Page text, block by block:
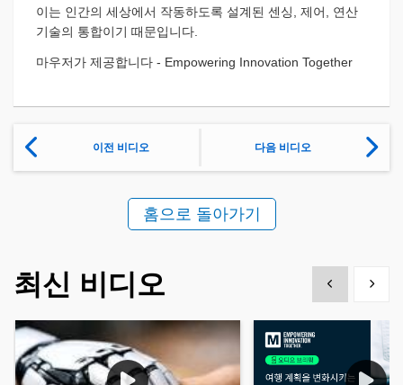
이는 인간의 세상에서 작동하도록 설계된 센싱, 제어, 연산
기술의 통합이기 때문입니다.
마우저가 제공합니다 - Empowering Innovation Together
이전 비디오 다음 비디오
홈으로 돌아가기
최신 비디오 Show previous
Show